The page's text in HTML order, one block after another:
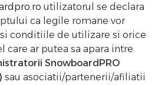
utilizatorul se declara
ca legile romane vor
conditiile de utilizare si orice
care ar putea sa apara intre
SnowboardPRO
sau asociatii/partenerii/afiliatii